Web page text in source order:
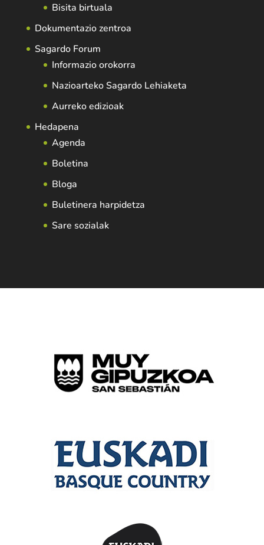
Bisita birtuala
Dokumentazio zentroa
Sagardo Forum
Informazio orokorra
Nazioarteko Sagardo Lehiaketa
Aurreko edizioak
Hedapena
Agenda
Boletina
Bloga
Buletinera harpidetza
Sare sozialak